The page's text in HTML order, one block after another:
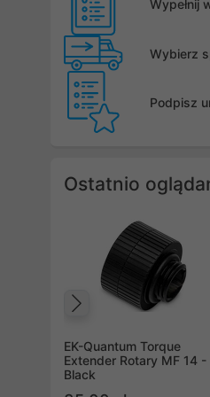
Wypełnij
Wybierz
Podpisz
Ostatnio
EK-Quantum Torque
Extender Rotary MF 14 -
Black
Poprzedni